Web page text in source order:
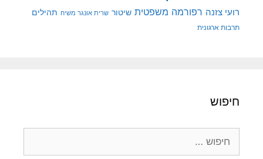
רועי צזנה רפורמה משפטית שיטור שרית אונגר משיח תהילים
תרבות ארגונית
חיפוש